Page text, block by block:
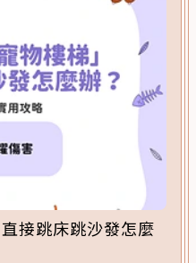
接跳床跳沙發怎麼